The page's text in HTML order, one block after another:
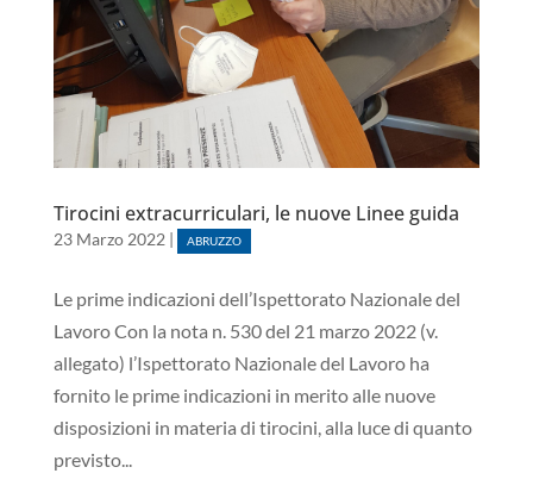
Tirocini extracurriculari, le nuove Linee guida
23 Marzo 2022 | ABRUZZO
Le prime indicazioni dell’Ispettorato Nazionale del
Lavoro Con la nota n. 530 del 21 marzo 2022 (v.
allegato) l’Ispettorato Nazionale del Lavoro ha
fornito le prime indicazioni in merito alle nuove
disposizioni in materia di tirocini, alla luce di quanto
previsto...